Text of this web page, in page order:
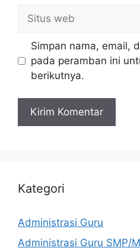
web
Simpan nama, email,
pada peramban ini
berikutnya.
Kategori
Administrasi Guru
Administrasi Guru SMP/